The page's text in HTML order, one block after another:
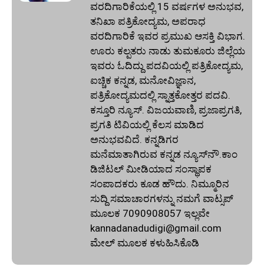
ವರದಿಗಾರಿಕೆಯಲ್ಲಿ 15 ವರ್ಷಗಳ ಅನುಭವ,
ತನಿಖಾ ಪತ್ರಿಕೋದ್ಯಮ, ಅಪರಾಧ
ವರದಿಗಾರಿಕೆ ಇವರ ಪ್ರಮುಖ ಆಸಕ್ತಿ ವಿಭಾಗ.
ಊರು ಕಲ್ಪತರು ನಾಡು ತುಮಕೂರು ಜಿಲ್ಲೆಯ
ಇವರು ಓದಿದ್ದು ಪದವಿಯಲ್ಲಿ ಪತ್ರಿಕೋದ್ಯಮ,
ಐಚ್ಚಿಕ ಕನ್ನಡ, ಮನೋವಿಜ್ಞಾನ,
ಪತ್ರಿಕೋದ್ಯಮದಲ್ಲಿ ಸ್ನಾತ್ತಕೋತ್ತರ ಪದವಿ.
ಕಸ್ತೂರಿ ನ್ಯೂಸ್‌. ವಿಜಯವಾಣಿ, ಪ್ರಜಾಪ್ರಗತಿ,
ಪ್ರಗತಿ ಟಿವಿಯಲ್ಲಿ ಕೆಲಸ ಮಾಡಿದ
ಅನುಭವವಿದೆ. ಕನ್ನಡಿಗರ
ಮನೆಮಾತಾಗಿರುವ ಕನ್ನಡ ನ್ಯೂಸ್‌ನೌ.ಕಾಂ
ಡಿಜಿಟಲ್‌ ಮೀಡಿಯಾದ ಸಂಸ್ಥಾಪಕ
ಸಂಪಾದಕರು ಕೂಡ ಹೌದು. ನಿಮ್ಮೂರಿನ
ಸುದ್ದಿ ಸಮಾಚಾರಗಳನ್ನು ನಮಗೆ ವಾಟ್ಸಪ್‌
ಮೂಲಕ 7090908057 ಇಲ್ಲವೇ
kannadanadudigi@gmail.com
ಮೇಲ್‌ ಮೂಲಕ ಕಳುಹಿಸಿಕೊಡಿ